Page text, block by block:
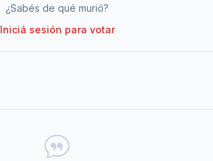
¿Sabés de qué murió?
Iniciá sesión para votar